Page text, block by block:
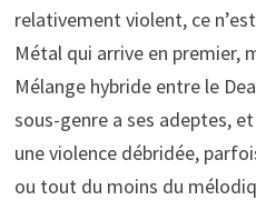
relativement violent, ce
Métal qui arrive en premier,
Mélange hybride entre le
sous-genre a ses adeptes,
une violence débridée,
ou tout du moins du